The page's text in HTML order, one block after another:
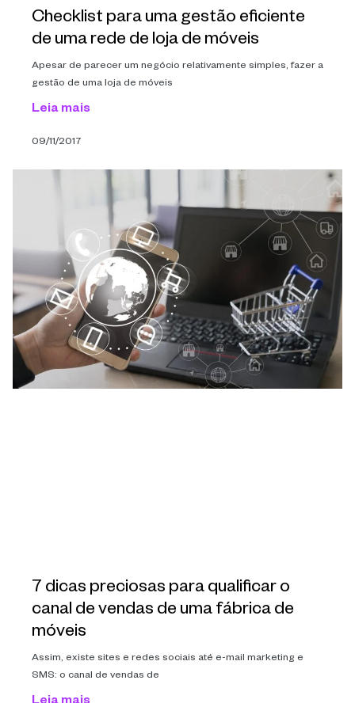
Checklist para uma gestão eficiente
de uma rede de loja de móveis
Apesar de parecer um negócio relativamente simples, fazer a
gestão de uma loja de móveis
Leia mais
09/11/2017
7 dicas preciosas para qualificar o
canal de vendas de uma fábrica de
móveis
Assim, existe sites e redes sociais até e-mail marketing e
SMS: o canal de vendas de
Leia mais